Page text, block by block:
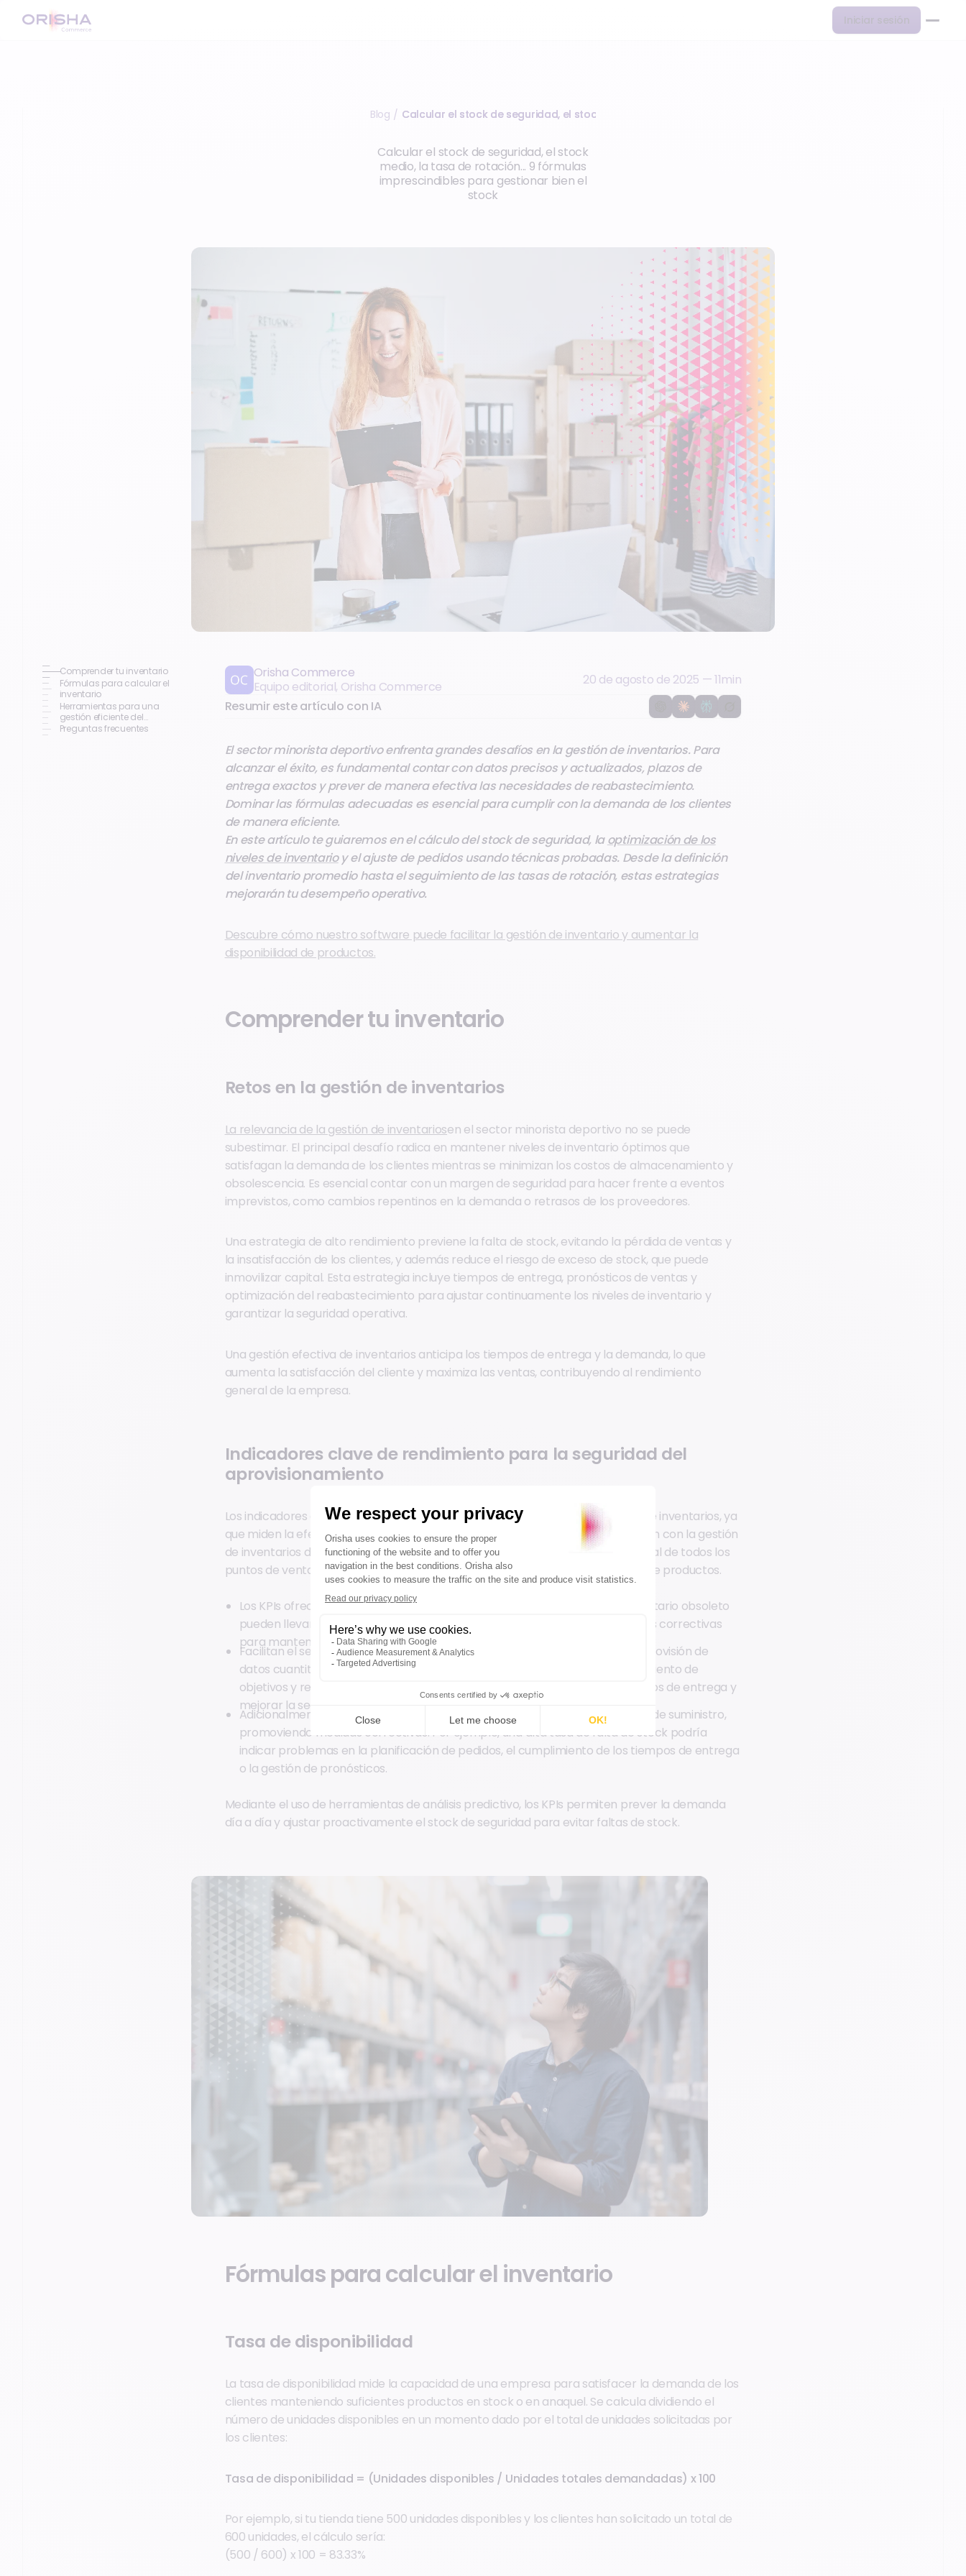
Iniciar sesión
Blog / Calcular el stock de seguridad, el stock medio, la tasa de…
Calcular el stock de seguridad, el stock
medio, la tasa de rotación... 9 fórmulas
imprescindibles para gestionar bien el
stock
Comprender tu inventario
Fórmulas para calcular el
inventario
Herramientas para una
gestión eficiente del
inventario
Preguntas frecuentes
Orisha Commerce
Equipo editorial, Orisha Commerce
20 de agosto de 2025 —11min
Resumir este artículo con IA
El sector minorista deportivo enfrenta grandes desafíos en la gestión de inventarios. Para
alcanzar el éxito, es fundamental contar con datos precisos y actualizados, plazos de
entrega exactos y prever de manera efectiva las necesidades de reabastecimiento.
Dominar las fórmulas adecuadas es esencial para cumplir con la demanda de los clientes
de manera eficiente.
En este artículo te guiaremos en el cálculo del stock de seguridad, laoptimización de los
niveles de inventarioy el ajuste de pedidos usando técnicas probadas. Desde la definición
del inventario promedio hasta el seguimiento de las tasas de rotación, estas estrategias
mejorarán tu desempeño operativo.
Descubre cómo nuestro software puede facilitar la gestión de inventario y aumentar la
disponibilidad de productos.
Comprender tu inventario
Retos en la gestión de inventarios
La relevancia de la gestión de inventariosen el sector minorista deportivo no se puede
subestimar. El principal desafío radica en mantener niveles de inventario óptimos que
satisfagan la demanda de los clientes mientras se minimizan los costos de almacenamiento y
obsolescencia. Es esencial contar con un margen de seguridad para hacer frente a eventos
imprevistos, como cambios repentinos en la demanda o retrasos de los proveedores.
Una estrategia de alto rendimiento previene la falta de stock, evitando la pérdida de ventas y
la insatisfacción de los clientes, y además reduce el riesgo de exceso de stock, que puede
inmovilizar capital. Esta estrategia incluye tiempos de entrega, pronósticos de ventas y
optimización del reabastecimiento para ajustar continuamente los niveles de inventario y
garantizar la seguridad operativa.
Una gestión efectiva de inventarios anticipa los tiempos de entrega y la demanda, lo que
aumenta la satisfacción del cliente y maximiza las ventas, contribuyendo al rendimiento
general de la empresa.
Indicadores clave de rendimiento para la seguridad del
aprovisionamiento
Los indicadores clave de rendimiento (KPIs) son fundamentales en la gestión de inventarios, ya
que miden la efectividad operativa y la seguridad del suministro. En combinación con la gestión
de inventarios de comercio unificado, estos KPIs proporcionan una visión integral de todos los
puntos de venta y canales, garantizando una gestión y disponibilidad óptimas de productos.
Los KPIs ofrecen datos objetivos y precisos. Por ejemplo, altas tasas de inventario obsoleto
pueden llevar a revisar las políticas de reabastecimiento o a tomar acciones correctivas
para mantener un nivel adecuado de stock de seguridad.
Facilitan el seguimiento y la medición del rendimiento general mediante la provisión de
datos cuantitativos precisos y actualizados. Esto permite evaluar el cumplimiento de
objetivos y responder rápidamente a discrepancias, como reducir los tiempos de entrega y
mejorar la seguridad del flujo logístico.
Adicionalmente, los KPIs resaltan las ineficiencias y problemas en la cadena de suministro,
promoviendo medidas correctivas. Por ejemplo, una alta tasa de falta de stock podría
indicar problemas en la planificación de pedidos, el cumplimiento de los tiempos de entrega
o la gestión de pronósticos.
Mediante el uso de herramientas de análisis predictivo, los KPIs permiten prever la demanda
día a día y ajustar proactivamente el stock de seguridad para evitar faltas de stock.
Fórmulas para calcular el inventario
Tasa de disponibilidad
La tasa de disponibilidad mide la capacidad de una empresa para satisfacer la demanda de los
clientes manteniendo suficientes productos en stock o en anaquel. Se calcula dividiendo el
número de unidades disponibles en un momento dado por el total de unidades solicitadas por
los clientes:
Tasa de disponibilidad = (Unidades disponibles / Unidades totales demandadas) x 100
Por ejemplo, si tu tienda tiene 500 unidades disponibles y los clientes han solicitado un total de
600 unidades, el cálculo sería:
(500 / 600) x 100 = 83.33%